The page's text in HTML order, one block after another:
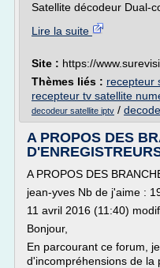
Satellite décodeur Dual-
Lire la suite
Site : https://
Thèmes liés : recepteur
recepteur tv satellite
decodeur satellite iptv /
A PROPOS DES
A PROPOS DES
jean-yves Nb de j'aime :
11 avril 2016 (11:40)
Bonjour,
En parcourant ce forum,
d'incompréhensions de la